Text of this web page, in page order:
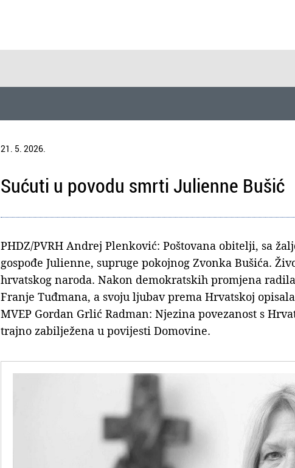
21. 5. 2026.
Sućuti u povodu smrti Julienne Bušić
PHDZ/PVRH Andrej Plenković: Poštovana obitelji, sa
gospođe Julienne, supruge pokojnog Zvonka Bušića.
hrvatskog naroda. Nakon demokratskih promjena
Franje Tuđmana, a svoju ljubav prema Hrvatskoj
MVEP Gordan Grlić Radman: Njezina povezanost s
trajno zabilježena u povijesti Domovine.